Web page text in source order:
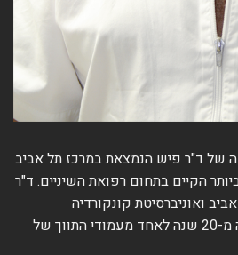
של ד"ר פיש הנמצאת במרכז תל אביב
הקיים בתחום רפואת השיניים. ד"ר
ואוניברסיטת קונקורדיה
במונטריאול, נחשב למעלה מ-20 שנה לאחד מעמודי התווך של